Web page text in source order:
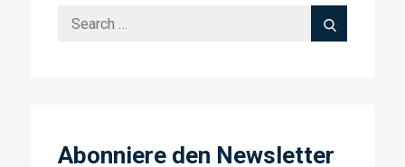
Search
Search
Abonniere den Newsletter